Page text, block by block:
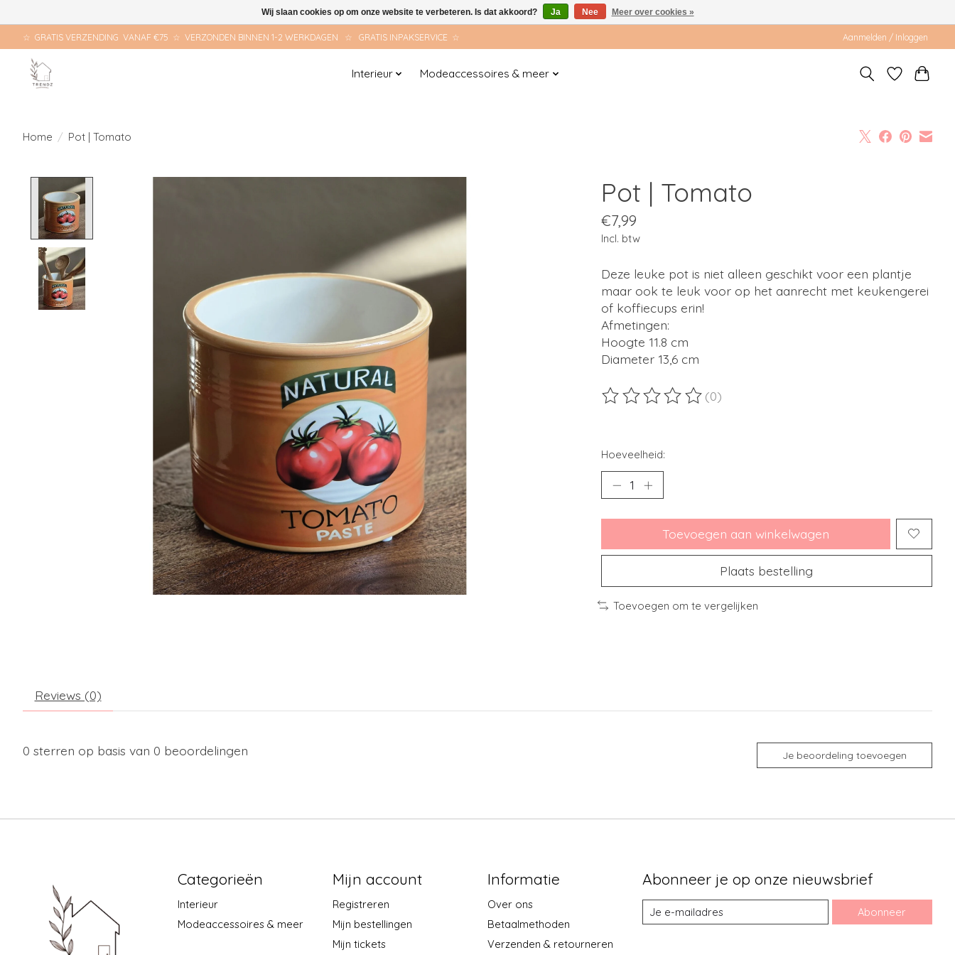
☆ GRATIS VERZENDING VANAF €75 ☆ VERZONDEN BINNEN 1-2 WERKDAGEN ☆ GRATIS INPAKSERVICE ☆ Aanmelden / Inloggen
Interieur Modeaccessoires & meer
Home / Pot | Tomato
Pot | Tomato
€7,99
Incl. btw
Deze leuke pot is niet alleen geschikt voor een plantje
maar ook te leuk voor op het aanrecht met keukengerei
of koffiecups erin!
Afmetingen:
Hoogte 11.8 cm
Diameter 13,6 cm
De beoordeling van dit product is
(0)
Hoeveelheid:
Toevoegen aan winkelwagen
Plaats bestelling
Toevoegen om te vergelijken
Reviews (0)
0 sterren op basis van 0 beoordelingen Je beoordeling toevoegen
Categorieën
Interieur
Modeaccessoires & meer
Mijn account
Registreren
Mijn bestellingen
Mijn tickets
Informatie
Over ons
Betaalmethoden
Verzenden & retourneren
Abonneer je op onze nieuwsbrief
Abonneer
Wij slaan cookies op om onze website te verbeteren. Is dat akkoord? Ja Nee Meer over cookies »